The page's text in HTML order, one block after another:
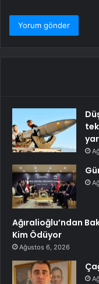
Ağıralioğlu’ndan
Kim Ödüyor
Ağustos 6, 2026